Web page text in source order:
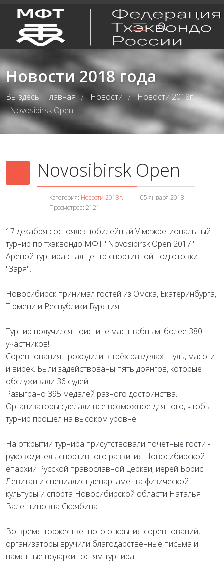
Новости 2018 года
Вы здесь: Главная / Новости / Новости 2018г. /
Novosibirsk Open
Novosibirsk Open
Категория: Новости 2018г.
05 января 2018
Просмотров: 2121
17 декабря состоялся юбилейный V межрегиональный
турнир по тхэквондо МФТ "Novosibirsk Open 2017".
Ареной турнира стал центр спортивной подготовки
"Заря".
Новосибирск принимал гостей из Омска, Екатеринбурга,
Тюмени и Республики Бурятия.
Турнир получился поистине масштабным: более 380
участников!
Соревнования проходили в трёх разделах : туль, масоги
и вирёк. Были задействованы пять доянгов, которые
обслуживали 36 судей.
Разыграно 395 медалей разного достоинства.
Организаторы сделали все возможное для того, чтобы
турнир прошел на высоком уровне.
На открытии турнира присутствовали почетные гости -
руководитель спортивного развития Новосибирской
епархии Русской православной церкви, иерей Борис
Левитан и специалист департамента физической
культуры и спорта Новосибирской области Наталья
Валентиновна Скрябина.
Во время торжественного открытия соревнований,
организаторы вручили благодарственные письма и
памятные подарки гостям турнира.